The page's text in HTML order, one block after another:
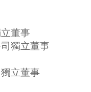
董事
獨立董事
立董事